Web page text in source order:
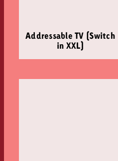
Addressable TV (Switch
in XXL)